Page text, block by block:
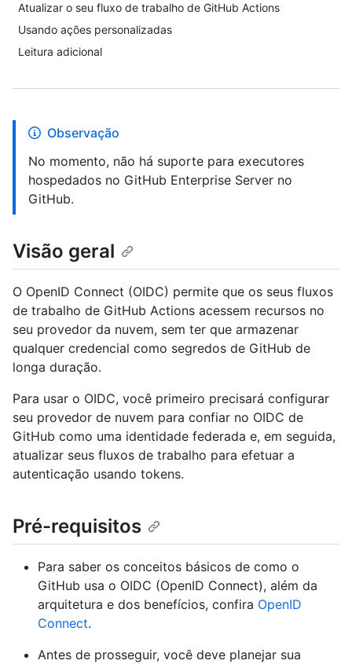
Atualizar o seu fluxo de trabalho de GitHub Actions
Usando ações personalizadas
Leitura adicional
Observação
No momento, não há suporte para executores
hospedados no GitHub Enterprise Server no
GitHub.
Visão geral
O OpenID Connect (OIDC) permite que os seus fluxos
de trabalho de GitHub Actions acessem recursos no
seu provedor da nuvem, sem ter que armazenar
qualquer credencial como segredos de GitHub de
longa duração.
Para usar o OIDC, você primeiro precisará configurar
seu provedor de nuvem para confiar no OIDC de
GitHub como uma identidade federada e, em seguida,
atualizar seus fluxos de trabalho para efetuar a
autenticação usando tokens.
Pré-requisitos
Para saber os conceitos básicos de como o
GitHub usa o OIDC (OpenID Connect), além da
arquitetura e dos benefícios, confira OpenID
Connect.
Antes de prosseguir, você deve planejar sua